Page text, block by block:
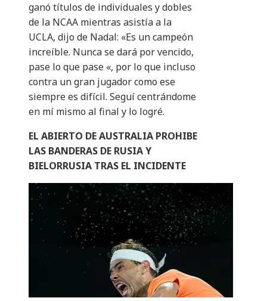
ganó títulos de individuales y dobles
de la NCAA mientras asistía a la
UCLA, dijo de Nadal: «Es un campeón
increíble. Nunca se dará por vencido,
pase lo que pase «, por lo que incluso
contra un gran jugador como ese
siempre es difícil. Seguí centrándome
en mí mismo al final y lo logré.
EL ABIERTO DE AUSTRALIA PROHIBE
LAS BANDERAS DE RUSIA Y
BIELORRUSIA TRAS EL INCIDENTE